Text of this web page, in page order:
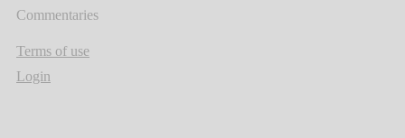
Commentaries
Terms of use
Login